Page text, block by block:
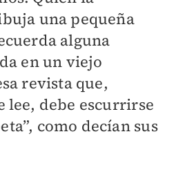
una pequeña
alguna
en un viejo
revista que,
lee, debe escurrirse
como decían sus